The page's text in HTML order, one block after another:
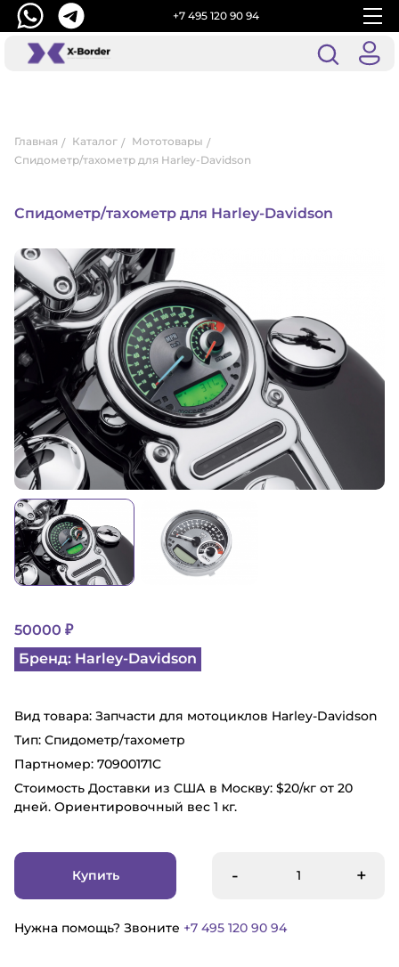
+7 495 120 90 94
Главная Каталог
Мототовары
Спидометр/тахометр для Harley-Davidson
Спидометр/тахометр для Harley-Davidson
50000 ₽
Бренд: Harley-Davidson
Вид товара: Запчасти для мотоциклов Harley-Davidson
Тип: Спидометр/тахометр
Партномер: 70900171C
Стоимость Доставки из США в Москву: $20/кг от 20
дней. Ориентировочный вес 1 кг.
Купить - +
Нужна помощь? Звоните +7 495 120 90 94